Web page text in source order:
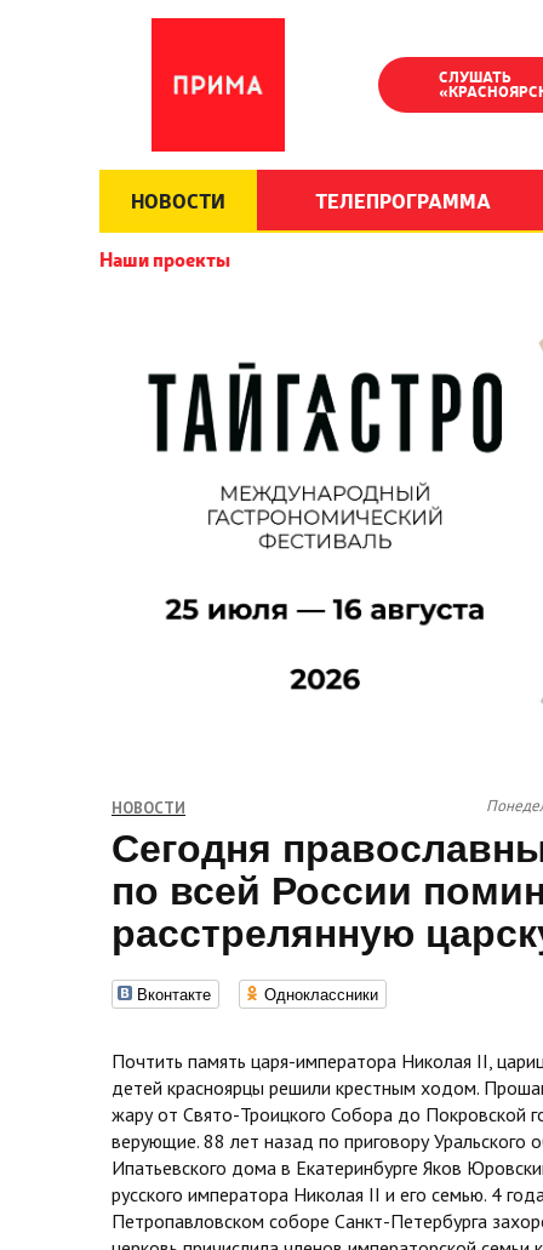
СЛУШАТЬ
НОВОСТИ ТЕЛЕПРОГРАММА
Наши проекты
НОВОСТИ
Сегодня
по всей России
расстрелянную
Вконтакте Одноклассники
Почтить память царя-императора Николая II,
детей красноярцы решили крестным ходом.
жару от Свято-Троицкого Собора до Покровской
верующие. 88 лет назад по приговору Уральского
Ипатьевского дома в Екатеринбурге Яков
русского императора Николая II и его семью. 4
Петропавловском соборе Санкт-Петербурга